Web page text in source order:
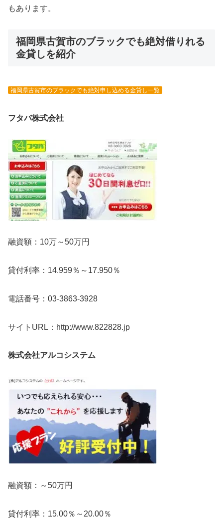
もあります。
福岡県古賀市のブラックでも絶対借りれる
金貸しを紹介
福岡県古賀市のブラックでも絶対申し込める金貸し一覧
フタバ株式会社
融資額：10万～50万円
貸付利率：14.959％～17.950％
電話番号：03-3863-3928
サイトURL：http://www.822828.jp
株式会社アルコシステム
融資額：～50万円
貸付利率：15.00％～20.00％